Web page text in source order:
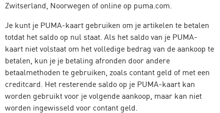
Zwitserland, Noorwegen of online op puma.com.
Je kunt je PUMA-kaart gebruiken om je artikelen te betalen
totdat het saldo op nul staat. Als het saldo van je PUMA-
kaart niet volstaat om het volledige bedrag van de aankoop te
betalen, kun je je betaling afronden door andere
betaalmethoden te gebruiken, zoals contant geld of met een
creditcard. Het resterende saldo op je PUMA-kaart kan
worden gebruikt voor je volgende aankoop, maar kan niet
worden ingewisseld voor contant geld.